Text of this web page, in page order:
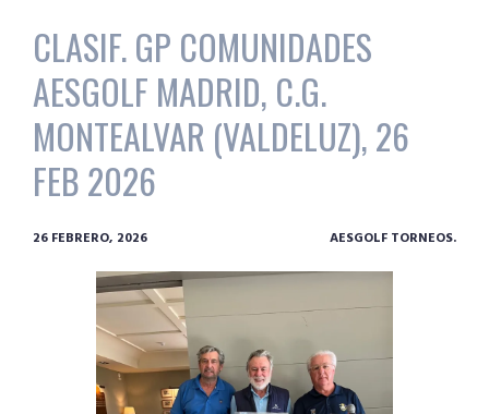
CLASIF. GP COMUNIDADES
AESGOLF MADRID, C.G.
MONTEALVAR (VALDELUZ), 26
FEB 2026
26 FEBRERO, 2026 AESGOLF TORNEOS.